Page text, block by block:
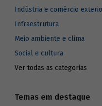
Indústria e comércio
Infraestrutura
Meio ambiente e clima
Social e cultura
Ver todas as categorias
Temas em destaque